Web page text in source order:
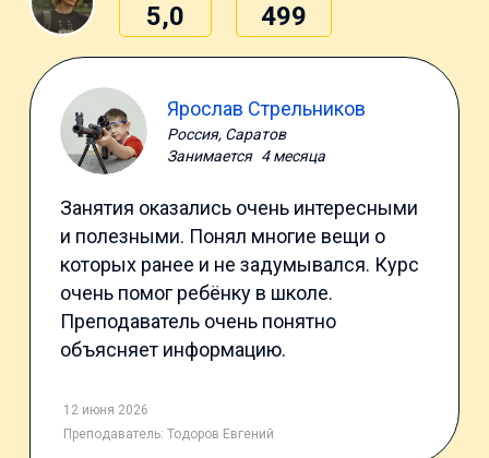
5,0 499
Ярослав Стрельников
Россия, Саратов
Занимается 4 месяца
Занятия оказались очень интересными
и полезными. Понял многие вещи о
которых ранее и не задумывался. Курс
очень помог ребёнку в школе.
Преподаватель очень понятно
объясняет информацию.
12 июня 2026
Преподаватель: Тодоров Евгений